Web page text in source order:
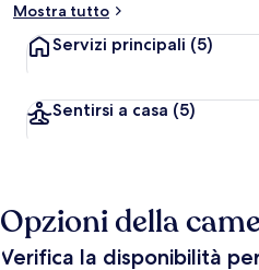
Mostra tutto
Servizi principali (5)
Sentirsi a casa (5)
Opzioni della
Verifica la disponibilità